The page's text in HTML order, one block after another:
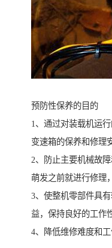
预防性保养的目的
1、通过对装载机运
变速箱的保养和修理
2、防止主要机械故
萌发之前就进行修理
3、使整机零部件具
益，保持良好的工作
4、降低维修难度和工